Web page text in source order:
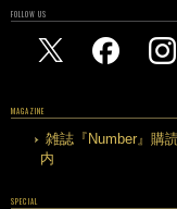
FOLLOW US
MAGAZINE
雑誌『Number』購
内
SPECIAL